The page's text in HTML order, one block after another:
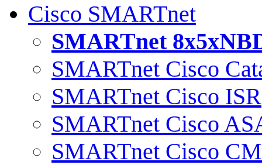
Cisco SMARTnet
SMARTnet
SMARTnet Cisco
SMARTnet Cisco ISR
SMARTnet Cisco
SMARTnet Cisco